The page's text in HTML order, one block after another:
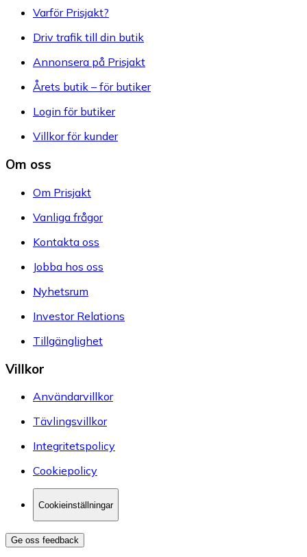
Varför Prisjakt?
Driv trafik till din butik
Annonsera på Prisjakt
Årets butik – för butiker
Login för butiker
Villkor för kunder
Om oss
Om Prisjakt
Vanliga frågor
Kontakta oss
Jobba hos oss
Nyhetsrum
Investor Relations
Tillgänglighet
Villkor
Användarvillkor
Tävlingsvillkor
Integritetspolicy
Cookiepolicy
Cookieinställningar
Ge oss feedback